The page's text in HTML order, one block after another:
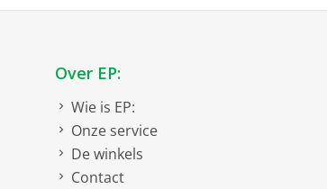
Over EP:
Wie is EP:
Onze service
De winkels
Contact